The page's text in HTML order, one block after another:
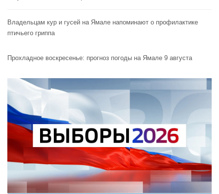
Владельцам кур и гусей на Ямале напоминают o профилактике
птичьего гриппа
Прохладное воскресенье: прогноз погоды на Ямале 9 августа